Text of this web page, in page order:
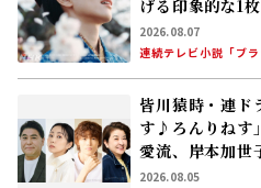
げる印象的な1
督、語りは三
送
2026.08.07
連続テレビ小説「ブラ
皆川猿時・連ド
す♪ろんりねす
愛流、岸本加世
人生でやり残し
2026.08.05